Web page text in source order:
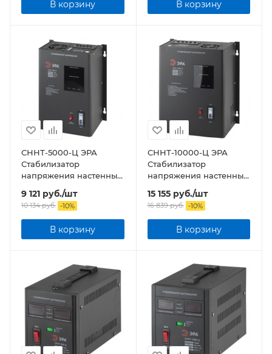
В корзину В корзину
СННТ-5000-Ц ЭРА
Стабилизатор
напряжения настенный,
ц.д., 140-260В/220/В,
5000ВА
9 121 руб./шт
10 134руб. -10%
В корзину
СННТ-10000-Ц ЭРА
Стабилизатор
напряжения настенный,
ц.д., 140-260В/220/В,
10000ВА
15 155руб./шт
16 839руб. -10%
В корзину